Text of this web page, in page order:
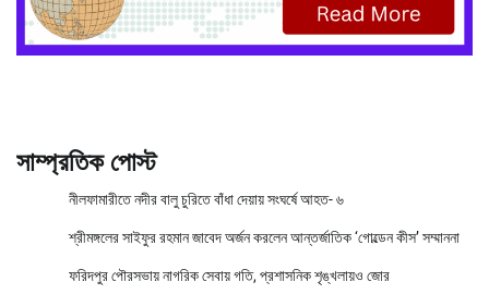
সাম্প্রতিক পোস্ট
নীলফামারীতে নদীর বালু চুরিতে বাঁধা দেয়ায় সংঘর্ষে আহত- ৬
শ্রীমঙ্গলের সাইফুর রহমান জাবেদ অর্জন করলেন আন্তর্জাতিক ‘গোল্ডেন কীস’ সম্মাননা
ফরিদপুর পৌরসভায় নাগরিক সেবায় গতি, প্রশাসনিক শৃঙ্খলায়ও জোর